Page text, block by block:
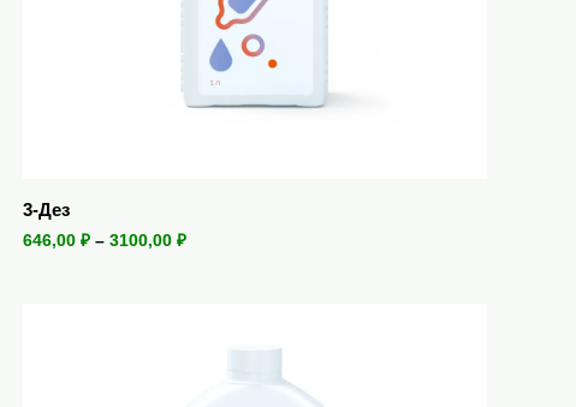
3-Дез
646,00 ₽– 3100,00 ₽